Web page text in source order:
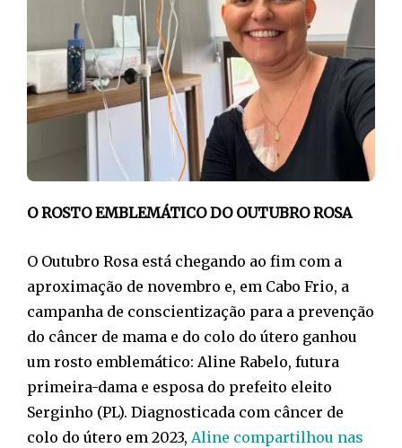
O ROSTO EMBLEMÁTICO DO OUTUBRO ROSA
O Outubro Rosa está chegando ao fim com a
aproximação de novembro e, em Cabo Frio, a
campanha de conscientização para a prevenção
do câncer de mama e do colo do útero ganhou
um rosto emblemático: Aline Rabelo, futura
primeira-dama e esposa do prefeito eleito
Serginho (PL). Diagnosticada com câncer de
colo do útero em 2023, Aline compartilhou nas